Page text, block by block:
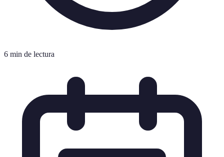
6 min de lectura